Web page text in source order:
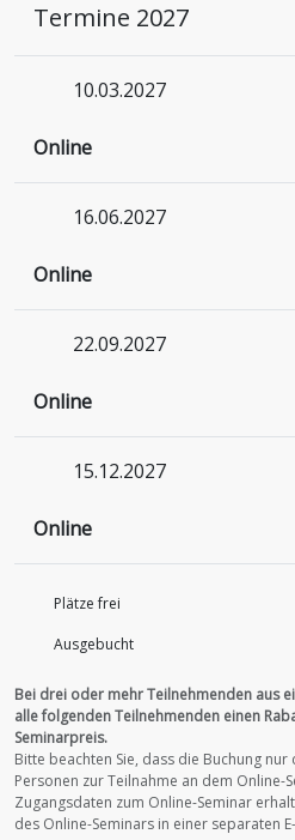
Termine 2027
10.03.2027
Online
16.06.2027
Online
22.09.2027
Online
15.12.2027
Online
Plätze frei
Ausgebucht
Bei drei oder mehr Teilnehmenden aus
alle folgenden Teilnehmenden einen
Seminarpreis.
Bitte beachten Sie, dass die Buchung
Personen zur Teilnahme an dem Online-
Zugangsdaten zum Online-Seminar
des Online-Seminars in einer separaten